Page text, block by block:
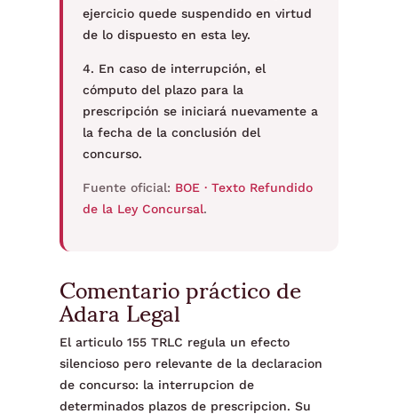
ejercicio quede suspendido en virtud
de lo dispuesto en esta ley.
4. En caso de interrupción, el
cómputo del plazo para la
prescripción se iniciará nuevamente a
la fecha de la conclusión del
concurso.
Fuente oficial: BOE · Texto Refundido
de la Ley Concursal.
Comentario práctico de
Adara Legal
El articulo 155 TRLC regula un efecto
silencioso pero relevante de la declaracion
de concurso: la interrupcion de
determinados plazos de prescripcion. Su